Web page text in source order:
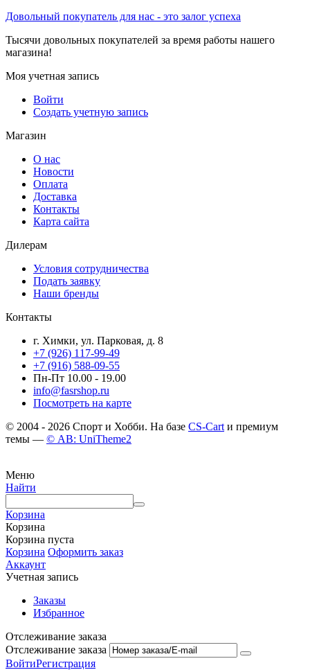
Довольный покупатель для нас - это залог успеха
Тысячи довольных покупателей за время работы нашего
магазина!
Моя учетная запись
Войти
Создать учетную запись
Магазин
О нас
Новости
Оплата
Доставка
Контакты
Карта сайта
Дилерам
Условия сотрудничества
Подать заявку
Наши бренды
Контакты
г. Химки, ул. Парковая, д. 8
+7 (926) 117-99-49
+7 (916) 588-09-55
Пн-Пт 10.00 - 19.00
info@fasrshop.ru
Посмотреть на карте
© 2004 - 2026 Спорт и Хобби. На базе CS-Cart и премиум
темы — © AB: UniTheme2
Меню
Найти
Корзина
Корзина
Корзина пуста
Корзина Оформить заказ
Аккаунт
Учетная запись
Заказы
Избранное
Отслеживание заказа
Отслеживание заказа
ВойтиРегистрация